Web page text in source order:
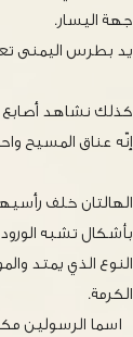
جهة اليسار.
يد بطرس اليمنى
كذلك نشاهد
إنّه عناق المسيح
الهالتان خلف
بأشكال تشبه
النوع الذي يمتد
الكرمة.
اسما الرسولين